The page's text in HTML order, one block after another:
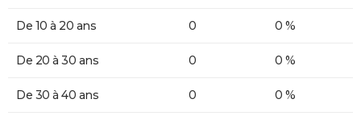
De 10 à 20 ans 0 0 %
De 20 à 30 ans 0 0 %
De 30 à 40 ans 0 0 %